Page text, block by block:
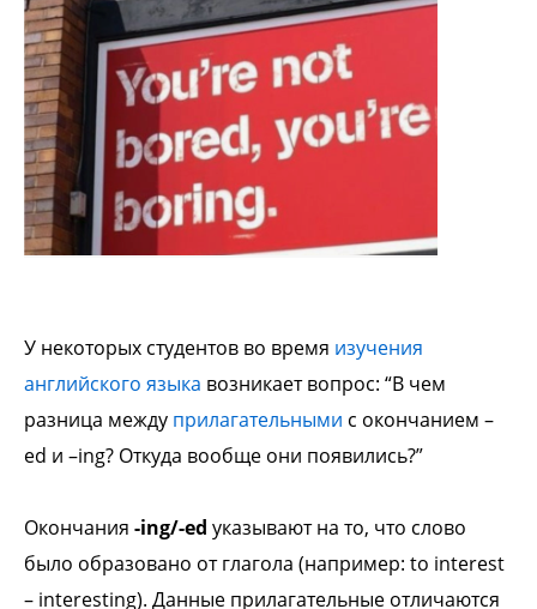
У некоторых студентов во время изучения
английского языка возникает вопрос: “В чем
разница между прилагательными с окончанием –
ed и –ing? Откуда вообще они появились?”
Окончания -ing/-ed указывают на то, что слово
было образовано от глагола (например: to interest
– interesting). Данные прилагательные отличаются